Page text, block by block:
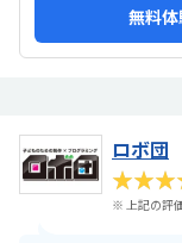
無料
ロボ団
※ 上記の評